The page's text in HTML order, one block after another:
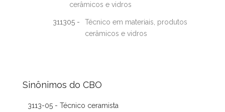
cerâmicos e vidros
311305 -
Técnico em materiais, produtos
cerâmicos e vidros
Sinônimos do CBO
3113-05 - Técnico ceramista